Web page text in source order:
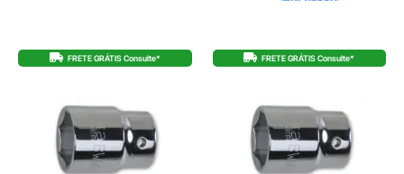
FRETE GRÁTIS Consulte* FRETE GRÁTIS Consulte*